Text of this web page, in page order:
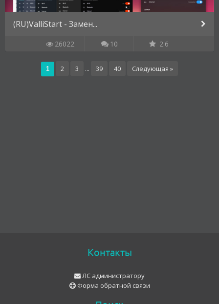
(RU)ValliStart - Замен...
26022 10 2.6
1 2 3 ... 39 40 Следующая »
Контакты
ЛС администратору
Форма обратной связи